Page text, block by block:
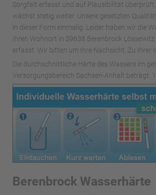
Sorgfalt erfasst und auf Plausibilität überprüft.
wächst stetig weiter. Unsere gesetzten
in dieser Form einmalig. Leider haben wir die
Ihren Wohnort in 39638 Berenbrock
erfasst. Wir bitten um Ihre Nachsicht. Zu Ihrer
Die durchschnittliche Härte des Wassers im
Versorgungsbereich Sachsen-Anhalt beträgt:
Berenbrock Wasserhärte